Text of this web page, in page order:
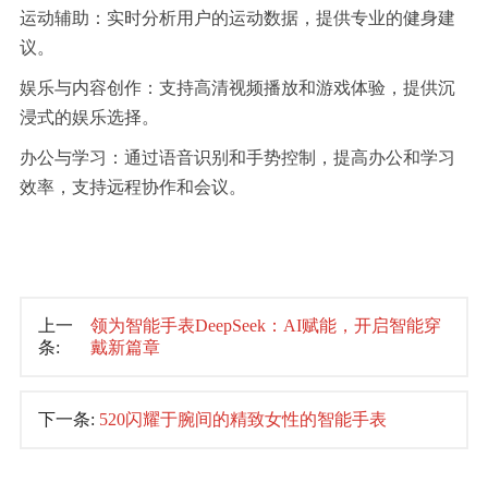
运动辅助：实时分析用户的运动数据，提供专业的健身建
议。
娱乐与内容创作：支持高清视频播放和游戏体验，提供沉
浸式的娱乐选择。
办公与学习：通过语音识别和手势控制，提高办公和学习
效率，支持远程协作和会议。
上一
条:
领为智能手表DeepSeek：AI赋能，开启智能穿
戴新篇章
下一条: 520闪耀于腕间的精致女性的智能手表